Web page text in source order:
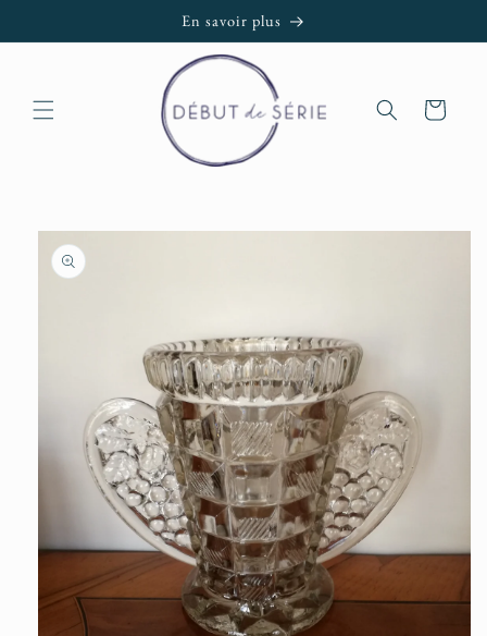
En savoir plus
Panier
Passer aux
informations
produits